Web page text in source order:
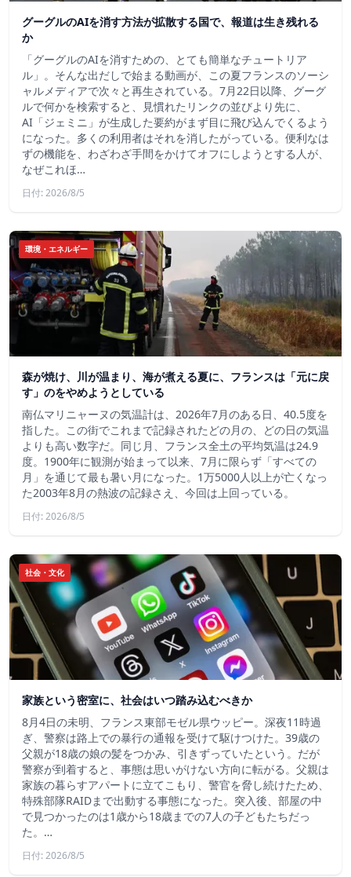
グーグルのAIを消す方法が拡散する国で、報道は生き残れる
か
「グーグルのAIを消すための、とても簡単なチュートリア
ル」。そんな出だしで始まる動画が、この夏フランスのソーシ
ャルメディアで次々と再生されている。7月22日以降、グーグ
ルで何かを検索すると、見慣れたリンクの並びより先に、
AI「ジェミニ」が生成した要約がまず目に飛び込んでくるよう
になった。多くの利用者はそれを消したがっている。便利なは
ずの機能を、わざわざ手間をかけてオフにしようとする人が、
なぜこれほ…
日付: 2026/8/5
環境・エネルギー
森が焼け、川が温まり、海が煮える夏に、フランスは「元に戻
す」のをやめようとしている
南仏マリニャーヌの気温計は、2026年7月のある日、40.5度を
指した。この街でこれまで記録されたどの月の、どの日の気温
よりも高い数字だ。同じ月、フランス全土の平均気温は24.9
度。1900年に観測が始まって以来、7月に限らず「すべての
月」を通じて最も暑い月になった。1万5000人以上が亡くなっ
た2003年8月の熱波の記録さえ、今回は上回っている。
日付: 2026/8/5
社会・文化
家族という密室に、社会はいつ踏み込むべきか
8月4日の未明、フランス東部モゼル県ウッピー。深夜11時過
ぎ、警察は路上での暴行の通報を受けて駆けつけた。39歳の
父親が18歳の娘の髪をつかみ、引きずっていたという。だが
警察が到着すると、事態は思いがけない方向に転がる。父親は
家族の暮らすアパートに立てこもり、警官を脅し続けたため、
特殊部隊RAIDまで出動する事態になった。突入後、部屋の中
で見つかったのは1歳から18歳までの7人の子どもたちだっ
た。…
日付: 2026/8/5